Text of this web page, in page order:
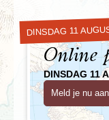
DINSDAG 11
Online
DINSDAG 11
Meld je nu aan